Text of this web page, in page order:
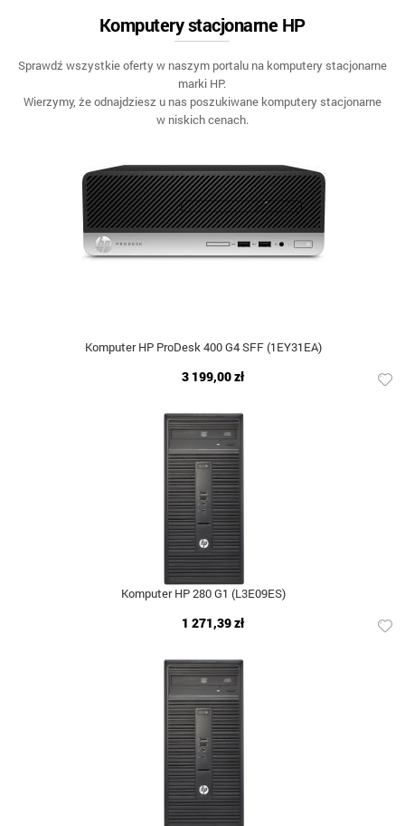
Komputery stacjonarne HP
Sprawdź wszystkie oferty w naszym portalu na komputery stacjonarne
marki HP.
Wierzymy, że odnajdziesz u nas poszukiwane komputery stacjonarne
w niskich cenach.
Komputer HP ProDesk 400 G4 SFF (1EY31EA)
3 199,00 zł
Komputer HP 280 G1 (L3E09ES)
1 271,39 zł